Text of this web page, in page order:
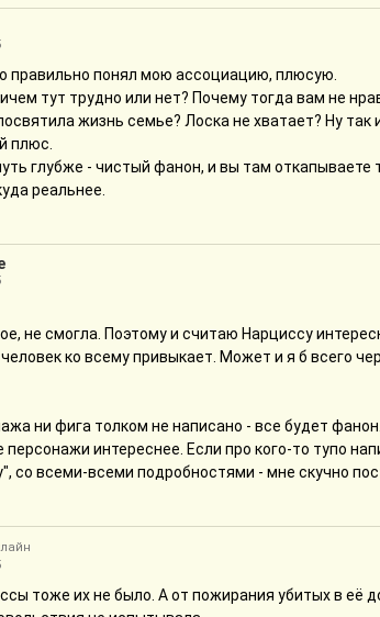
правильно понял мою ассоциацию, плюсую.
тут трудно или нет? Почему тогда вам не
жизнь семье? Лоска не хватает? Ну
плюс.
глубже - чистый фанон, и вы там откапываете
реальнее.
не смогла. Поэтому и считаю Нарциссу
ко всему привыкает. Может и я б всего
ни фига толком не написано - все будет
интереснее. Если про кого-то тупо
со всеми-всеми подробностями - мне скучно
тоже их не было. А от пожирания убитых в